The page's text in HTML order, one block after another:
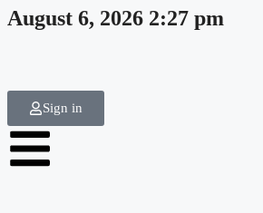
August 6, 2026 2:27 pm
Sign in